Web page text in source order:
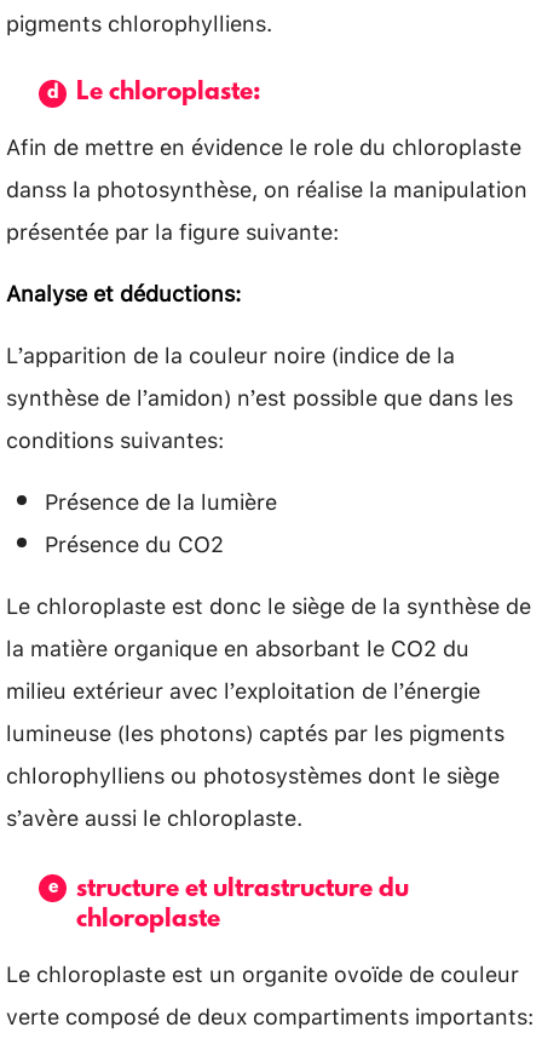
pigments chlorophylliens.
Le chloroplaste:
Afin de mettre en évidence le role du chloroplaste
danss la photosynthèse, on réalise la manipulation
présentée par la figure suivante:
Analyse et déductions:
L’apparition de la couleur noire (indice de la
synthèse de l’amidon) n’est possible que dans les
conditions suivantes:
Présence de la lumière
Présence du CO2
Le chloroplaste est donc le siège de la synthèse de
la matière organique en absorbant le CO2 du
milieu extérieur avec l’exploitation de l’énergie
lumineuse (les photons) captés par les pigments
chlorophylliens ou photosystèmes dont le siège
s’avère aussi le chloroplaste.
structure et ultrastructure du
chloroplaste
Le chloroplaste est un organite ovoïde de couleur
verte composé de deux compartiments importants: